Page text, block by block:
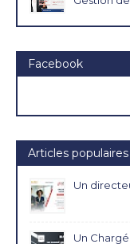
Facebook
Articles populaires
Un
Un